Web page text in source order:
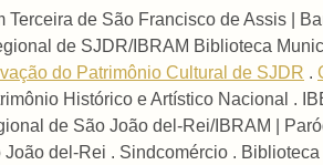
Terceira de São Francisco de Assis |
de SJDR/IBRAM Biblioteca
do Patrimônio Cultural de SJDR .
Histórico e Artístico Nacional .
de São João del-Rei/IBRAM |
del-Rei . Sindcomércio .